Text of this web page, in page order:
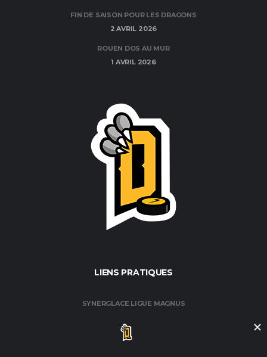
FIN DE SAISON POUR LES DRAGONS
2 AVRIL 2026
ROUEN DOS AU MUR
1 AVRIL 2026
LIENS PRATIQUES
SYNERGLACE LIGUE MAGNUS
FÉDÉRATION FRANÇAISE DE HOCKEY / GLACE
CLUB DE HOCKEY AMATEUR DE ROUEN